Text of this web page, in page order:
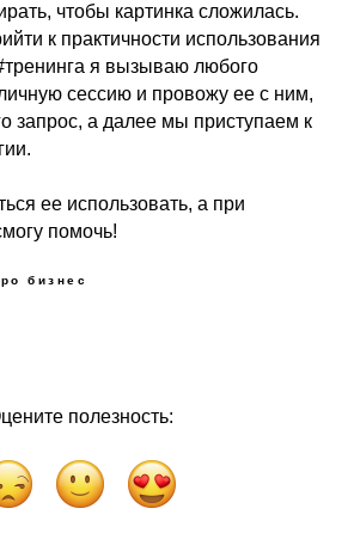
чтобы картинка сложилась.
к практичности использования
я вызываю любого
сессию и провожу ее с ним,
запрос, а далее мы приступаем к
ее использовать, а при
помочь!
бизнес
полезность: